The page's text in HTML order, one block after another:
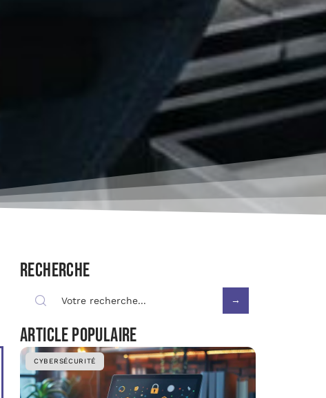
Recherche
Article populaire
CYBERSÉCURITÉ